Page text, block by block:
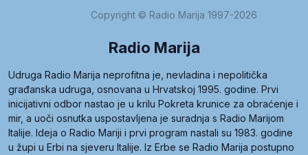
Copyright © Radio Marija 1997-2026
Radio Marija
Udruga Radio Marija neprofitna je, nevladina i nepolitička
građanska udruga, osnovana u Hrvatskoj 1995. godine. Prvi
inicijativni odbor nastao je u krilu Pokreta krunice za obraćenje i
mir, a uoči osnutka uspostavljena je suradnja s Radio Marijom
Italije. Ideja o Radio Mariji i prvi program nastali su 1983. godine
u župi u Erbi na sjeveru Italije. Iz Erbe se Radio Marija postupno